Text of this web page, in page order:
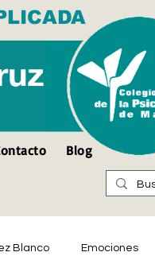
Blog
Blanco Emociones